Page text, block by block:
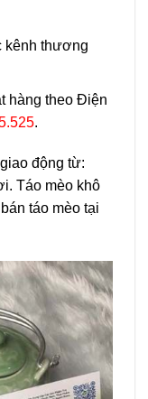
kênh thương
hàng theo Điện
.
động từ:
Táo mèo khô
táo mèo tại